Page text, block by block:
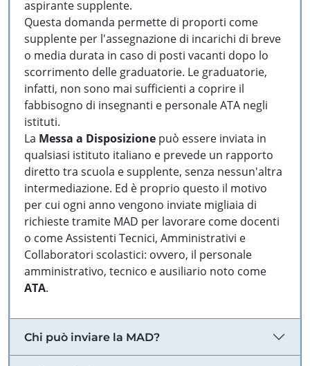
aspirante supplente.
Questa domanda permette di proporti come
supplente per l'assegnazione di incarichi di breve
o media durata in caso di posti vacanti dopo lo
scorrimento delle graduatorie. Le graduatorie,
infatti, non sono mai sufficienti a coprire il
fabbisogno di insegnanti e personale ATA negli
istituti.
La Messa a Disposizione può essere inviata in
qualsiasi istituto italiano e prevede un rapporto
diretto tra scuola e supplente, senza nessun'altra
intermediazione. Ed è proprio questo il motivo
per cui ogni anno vengono inviate migliaia di
richieste tramite MAD per lavorare come docenti
o come Assistenti Tecnici, Amministrativi e
Collaboratori scolastici: ovvero, il personale
amministrativo, tecnico e ausiliario noto come
ATA.
Chi può inviare la MAD?